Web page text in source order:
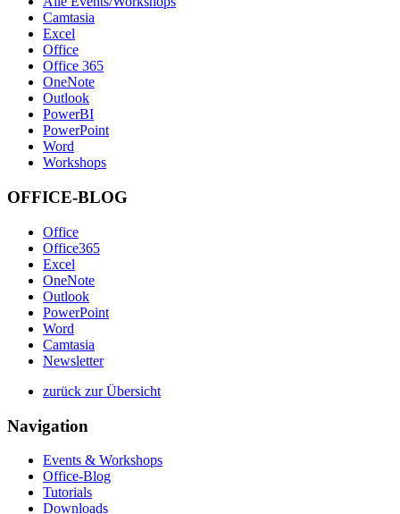
Camtasia
Excel
Office
Office 365
OneNote
Outlook
PowerBI
PowerPoint
Word
Workshops
OFFICE-BLOG
Office
Office365
Excel
OneNote
Outlook
PowerPoint
Word
Camtasia
Newsletter
zurück zur Übersicht
Navigation
Events & Workshops
Office-Blog
Tutorials
Downloads